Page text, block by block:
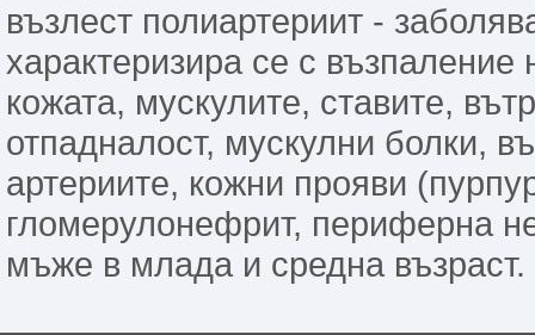
възлест полиартериит -
характеризира се с
кожата, мускулите, ставите,
отпадналост, мускулни болки,
артериите, кожни прояви
гломерулонефрит, периферна
мъже в млада и средна възраст.